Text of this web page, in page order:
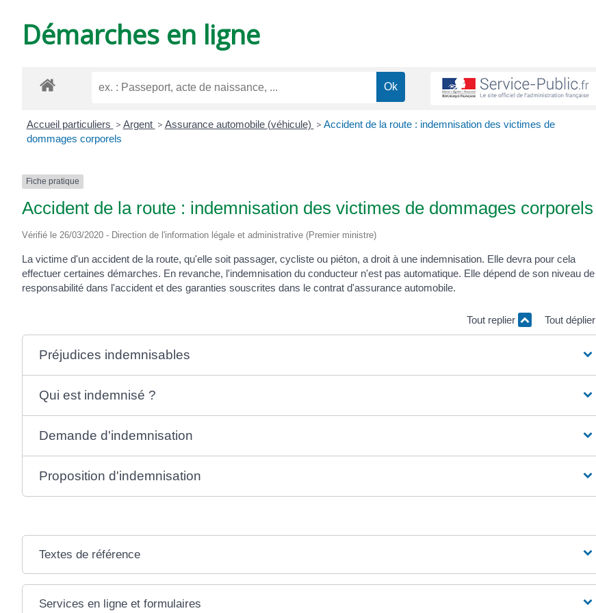
VARZAY
Démarches en ligne
Accueil particuliers > Argent > Assurance automobile (véhicule) > Accident de la route : indemnisation des victimes de
dommages corporels
Fiche pratique
Accident de la route : indemnisation des victimes de dommages corporels
Vérifié le 26/03/2020 - Direction de l'information légale et administrative (Premier ministre)
La victime d'un accident de la route, qu'elle soit passager, cycliste ou piéton, a droit à une indemnisation. Elle devra pour cela
effectuer certaines démarches. En revanche, l'indemnisation du conducteur n'est pas automatique. Elle dépend de son niveau de
responsabilité dans l'accident et des garanties souscrites dans le contrat d'assurance automobile.
Tout replier Tout déplier
Préjudices indemnisables
Qui est indemnisé ?
Demande d'indemnisation
Proposition d'indemnisation
Textes de référence
Services en ligne et formulaires